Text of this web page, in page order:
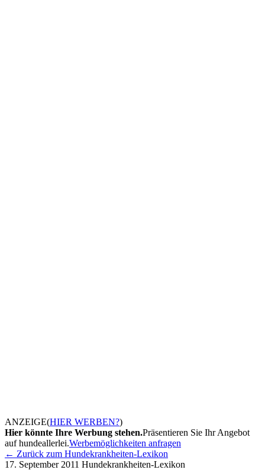
ANZEIGE(HIER WERBEN?)
Hier könnte Ihre Werbung stehen.Präsentieren Sie Ihr Angebot
auf hundeallerlei.Werbemöglichkeiten anfragen
← Zurück zum Hundekrankheiten-Lexikon
17. September 2011 Hundekrankheiten-Lexikon